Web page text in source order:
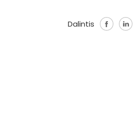
Dalintis